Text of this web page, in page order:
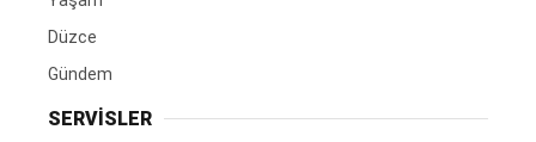
Düzce
Gündem
SERVİSLER